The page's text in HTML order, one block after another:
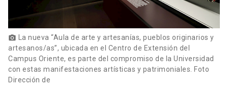
photo_camera La nueva “Aula de arte y artesanías, pueblos originarios y
artesanos/as”, ubicada en el Centro de Extensión del
Campus Oriente, es parte del compromiso de la Universidad
con estas manifestaciones artísticas y patrimoniales. Foto
Dirección de